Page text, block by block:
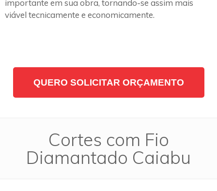
importante em sua obra, tornando-se assim mais
viável tecnicamente e economicamente.
QUERO SOLICITAR ORÇAMENTO
Cortes com Fio
Diamantado Caiabu